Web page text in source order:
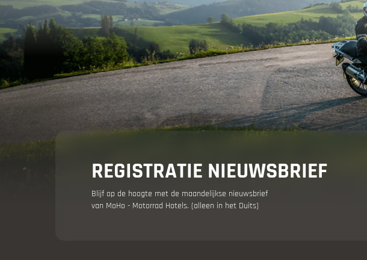
Jouw motorervaring
Aanbiedingen
REGISTRATIE NIEUWSBRIEF
Blijf op de hoogte met de maandelijkse nieuwsbrief
van MoHo - Motorrad Hotels. (alleen in het Duits)